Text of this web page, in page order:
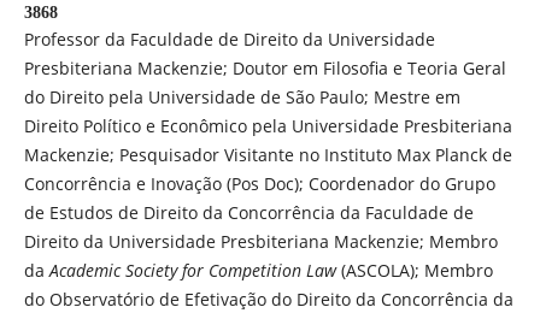
3868
Professor da Faculdade de Direito da Universidade
Presbiteriana Mackenzie; Doutor em Filosofia e Teoria Geral
do Direito pela Universidade de São Paulo; Mestre em
Direito Político e Econômico pela Universidade Presbiteriana
Mackenzie; Pesquisador Visitante no Instituto Max Planck de
Concorrência e Inovação (Pos Doc); Coordenador do Grupo
de Estudos de Direito da Concorrência da Faculdade de
Direito da Universidade Presbiteriana Mackenzie; Membro
daAcademic Society for Competition Law(ASCOLA); Membro
do Observatório de Efetivação do Direito da Concorrência da